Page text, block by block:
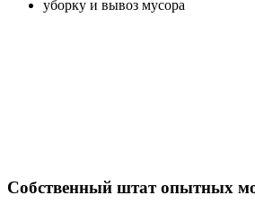
уборку и вывоз мусора
Собственный штат опытных